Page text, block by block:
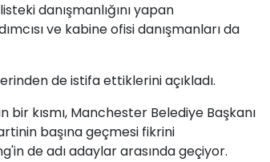
danışmanlığını yapan
ve kabine ofisi danışmanları da
de istifa ettiklerini açıkladı.
kısmı, Manchester Belediye Başkanı
başına geçmesi fikrini
de adı adaylar arasında geçiyor.